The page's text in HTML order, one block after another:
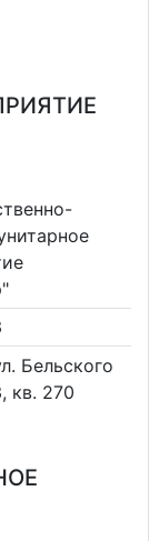
Бельского
кв. 270